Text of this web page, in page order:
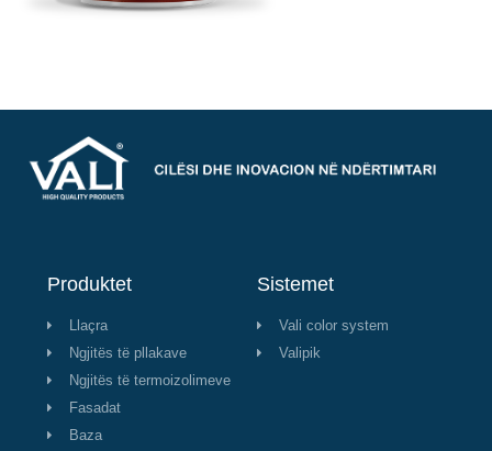
Produktet
Llaçra
Ngjitës të pllakave
Ngjitës të termoizolimeve
Fasadat
Baza
Sistemet
Vali color system
Valipik